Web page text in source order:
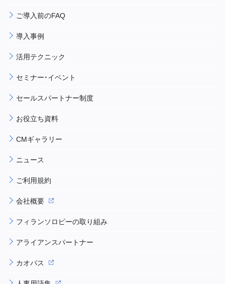
ご導入前のFAQ
導入事例
活用テクニック
セミナー・イベント
セールスパートナー制度
お役立ち資料
CMギャラリー
ニュース
ご利用規約
会社概要
フィランソロピーの取り組み
アライアンスパートナー
カオパス